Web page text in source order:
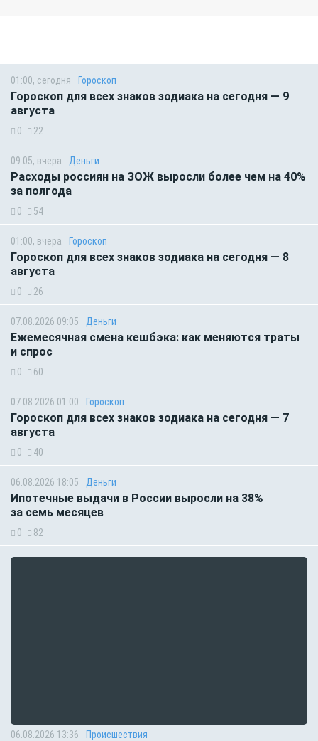
01:00, сегодня Гороскоп
Гороскоп для всех знаков зодиака на сегодня — 9
августа
0 22
09:05, вчера Деньги
Расходы россиян на ЗОЖ выросли более чем на 40%
за полгода
0 54
01:00, вчера Гороскоп
Гороскоп для всех знаков зодиака на сегодня — 8
августа
0 26
07.08.2026 09:05 Деньги
Ежемесячная смена кешбэка: как меняются траты
и спрос
0 60
07.08.2026 01:00 Гороскоп
Гороскоп для всех знаков зодиака на сегодня — 7
августа
0 40
06.08.2026 18:05 Деньги
Ипотечные выдачи в России выросли на 38%
за семь месяцев
0 82
06.08.2026 13:36 Происшествия